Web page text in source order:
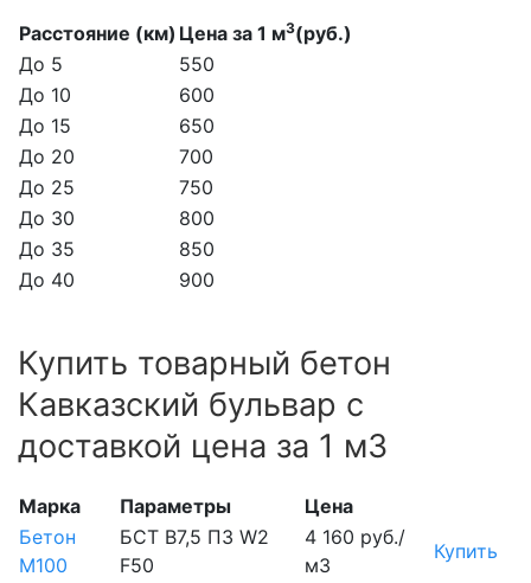
Расстояние (км) Цена за 1 м3(руб.)
До 5
550
До 10
600
До 15
650
До 20
700
До 25
750
До 30
800
До 35
850
До 40
900
Купить товарный бетон
Кавказский бульвар с
доставкой цена за 1 м3
Марка Параметры
Цена
Бетон
М100
БСТ В7,5 П3 W2
F50
4 160 руб./
м3
Купить